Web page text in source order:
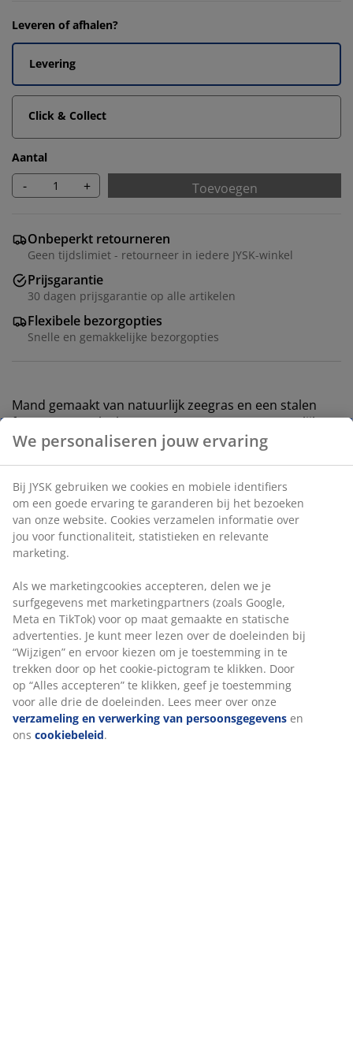
Leveren of afhalen?
Levering
Click & Collect
Aantal
- + Toevoegen
Onbeperkt retourneren
Geen tijdslimiet - retourneer in iedere JYSK-winkel
Prijsgarantie
30 dagen prijsgarantie op alle artikelen
Flexibele bezorgopties
Snelle en gemakkelijke bezorgopties
Mand gemaakt van natuurlijk zeegras en een stalen
frame. Het gevlochten ontwerp voegt een natuurlijke
charme toe aan de woning. Ideaal voor het opbergen
Artikelnummer: 4910024
Specificaties
Beoordelingen
(1)
Levering
We personaliseren jouw ervaring
Bij JYSK gebruiken we cookies en mobiele identifiers
om een goede ervaring te garanderen bij het bezoeken
van onze website. Cookies verzamelen informatie over
jou voor functionaliteit, statistieken en relevante
marketing.
Als we marketingcookies accepteren, delen we je
surfgegevens met marketingpartners (zoals Google,
Meta en TikTok) voor op maat gemaakte en statische
advertenties. Je kunt meer lezen over de doeleinden bij
“Wijzigen” en ervoor kiezen om je toestemming in te
trekken door op het cookie-pictogram te klikken. Door
op “Alles accepteren” te klikken, geef je toestemming
voor alle drie de doeleinden. Lees meer over onze
verzameling en verwerking van persoonsgegevens en
ons cookiebeleid.